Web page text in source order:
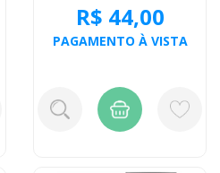
R$ 44,00
PAGAMENTO À VISTA